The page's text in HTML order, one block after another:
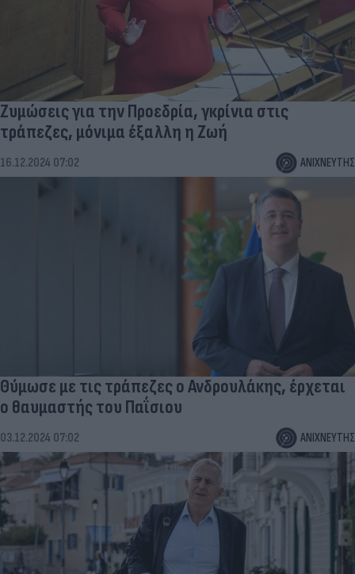
Ζυμώσεις για την Προεδρία, γκρίνια στις
τράπεζες, μόνιμα έξαλλη η Ζωή
16.12.2024 07:02 ΑΝΙΧΝΕΥΤΗΣ
Θύμωσε με τις τράπεζες ο Ανδρουλάκης, έρχεται
ο θαυμαστής του Παΐσιου
03.12.2024 07:02 ΑΝΙΧΝΕΥΤΗΣ